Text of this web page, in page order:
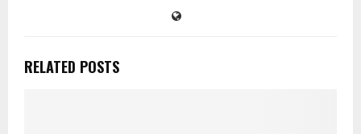
RELATED POSTS